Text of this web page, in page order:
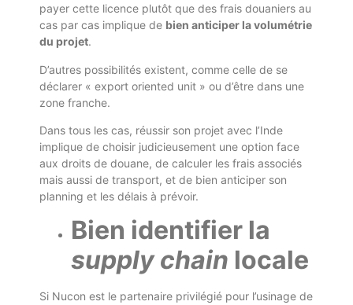
payer cette licence plutôt que des frais douaniers au
cas par cas implique de bien anticiper la volumétrie
du projet.
D’autres possibilités existent, comme celle de se
déclarer « export oriented unit » ou d’être dans une
zone franche.
Dans tous les cas, réussir son projet avec l’Inde
implique de choisir judicieusement une option face
aux droits de douane, de calculer les frais associés
mais aussi de transport, et de bien anticiper son
planning et les délais à prévoir.
Bien identifier la
supply chain locale
Si Nucon est le partenaire privilégié pour l’usinage de